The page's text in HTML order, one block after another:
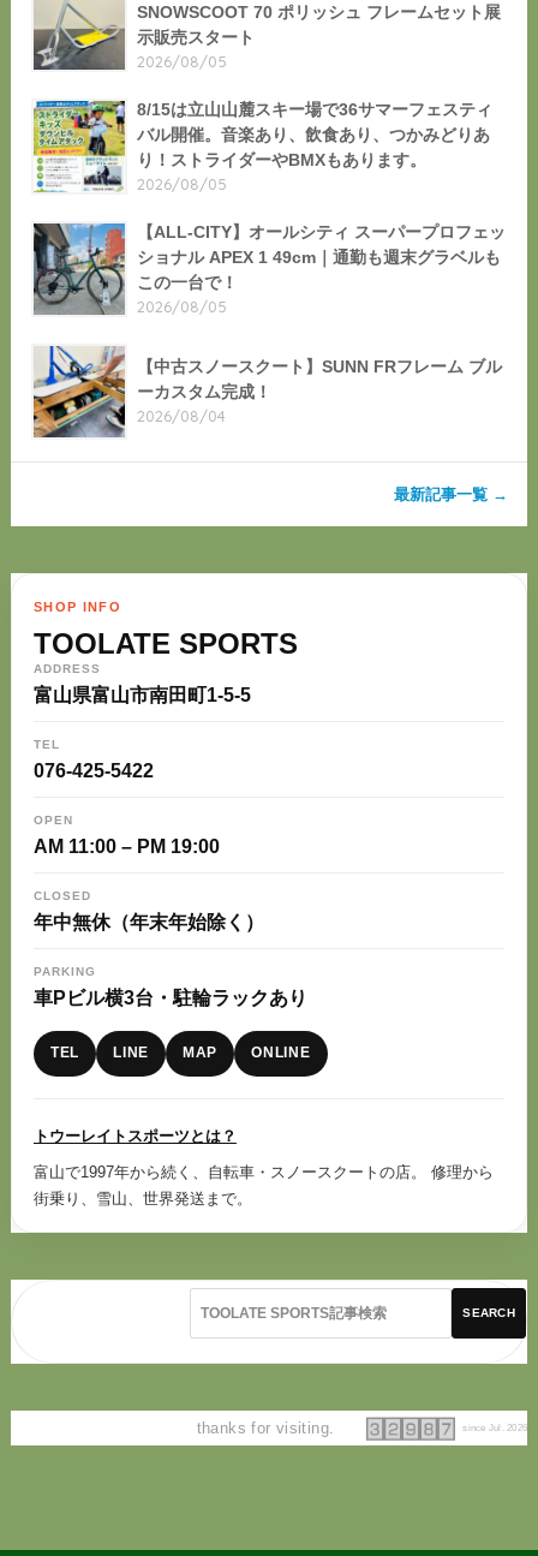
SNOWSCOOT 70 ポリッシュ フレームセット展
示販売スタート
2026/08/05
8/15は立山山麓スキー場で36サマーフェスティ
バル開催。音楽あり、飲食あり、つかみどりあ
り！ストライダーやBMXもあります。
2026/08/05
【ALL-CITY】オールシティ スーパープロフェッ
ショナル APEX 1 49cm｜通勤も週末グラベルも
この一台で！
2026/08/05
【中古スノースクート】SUNN FRフレーム ブル
ーカスタム完成！
2026/08/04
最新記事一覧 →
SHOP INFO
TOOLATE SPORTS
ADDRESS
富山県富山市南田町1-5-5
TEL
076-425-5422
OPEN
AM 11:00 – PM 19:00
CLOSED
年中無休（年末年始除く）
PARKING
車Pビル横3台・駐輪ラックあり
TEL LINE MAP ONLINE
トウーレイトスポーツとは？
富山で1997年から続く、自転車・スノースクートの店。 修理から
街乗り、雪山、世界発送まで。
SEARCH
thanks for visiting. since Jul. 2026